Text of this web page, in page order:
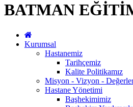
BATMAN
Kurumsal
Hastanemiz
Tarihçemiz
Kalite Politikamız
Misyon - Vizyon -
Hastane Yönetimi
Başhekimimiz